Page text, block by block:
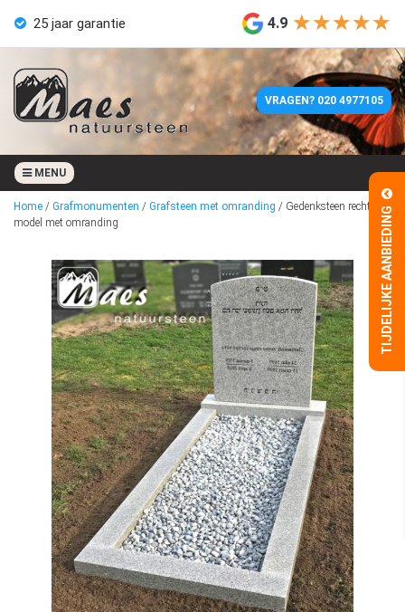
25 jaar garantie
Eigen werkplaats
Geen aanbetaling
4 weken levertijd
25 jaar garantie
Eigen werkplaats
Geen aanbetaling
4.9 ★★★★★
★★★★★
VRAGEN? 020 4977105
MENU
Home / Grafmonumenten / Grafsteen met omranding / Gedenksteen recht
model met omranding
TIJDELIJKE AANBIEDING